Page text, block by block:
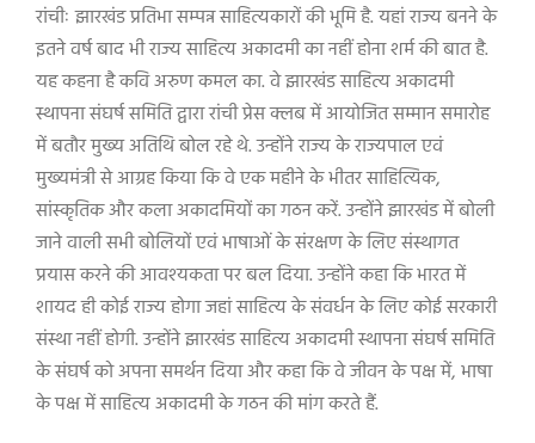
रांचीः झारखंड प्रतिभा सम्पन्न साहित्यकारों की भूमि है. यहां राज्य बनने के
इतने वर्ष बाद भी राज्य साहित्य अकादमी का नहीं होना शर्म की बात है.
यह कहना है कवि अरुण कमल का. वे झारखंड साहित्य अकादमी
स्थापना संघर्ष समिति द्वारा रांची प्रेस क्लब में आयोजित सम्मान समारोह
में बतौर मुख्य अतिथि बोल रहे थे. उन्होंने राज्य के राज्यपाल एवं
मुख्यमंत्री से आग्रह किया कि वे एक महीने के भीतर साहित्यिक,
सांस्कृतिक और कला अकादमियों का गठन करें. उन्होंने झारखंड में बोली
जाने वाली सभी बोलियों एवं भाषाओं के संरक्षण के लिए संस्थागत
प्रयास करने की आवश्यकता पर बल दिया. उन्होंने कहा कि भारत में
शायद ही कोई राज्य होगा जहां साहित्य के संवर्धन के लिए कोई सरकारी
संस्था नहीं होगी. उन्होंने झारखंड साहित्य अकादमी स्थापना संघर्ष समिति
के संघर्ष को अपना समर्थन दिया और कहा कि वे जीवन के पक्ष में, भाषा
के पक्ष में साहित्य अकादमी के गठन की मांग करते हैं.